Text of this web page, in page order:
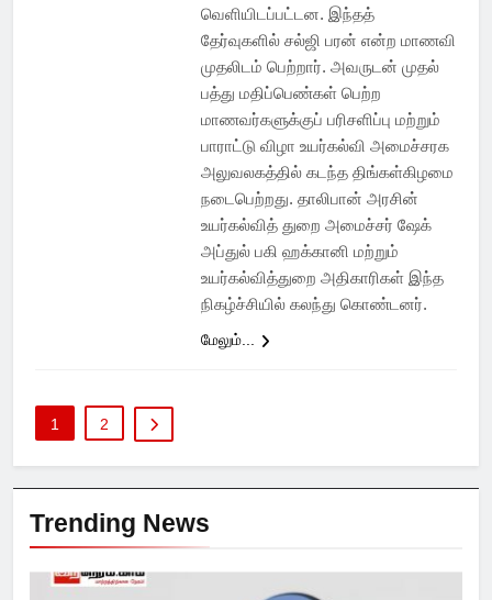
வெளியிடப்பட்டன. இந்தத்
தேர்வுகளில் ‌சல்ஜி பரன் என்ற மாணவி
முதலிடம் பெற்றார். அவருடன் முதல்
பத்து மதிப்பெண்கள் பெற்ற
மாணவர்களுக்குப் பரிசளிப்பு மற்றும்
பாராட்டு விழா உயர்கல்வி அமைச்சரக
அலுவலகத்தில் கடந்த திங்கள்கிழமை
நடைபெற்றது. தாலிபான் அரசின்
உயர்கல்வித் துறை அமைச்சர் ஷேக்
அப்துல் பகி ஹக்கானி மற்றும்
உயர்கல்வித்துறை அதிகாரிகள் இந்த
நிகழ்ச்சியில் கலந்து கொண்டனர்.
மேலும்...
1 2
Trending News